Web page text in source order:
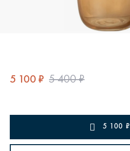
5 100 ₽ 5 400 ₽
5 100 ₽